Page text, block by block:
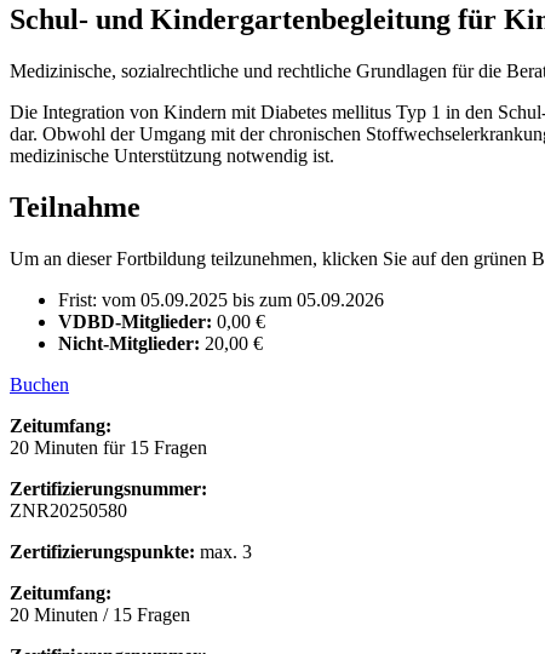
Schul- und Kindergartenbegleitung für
Medizinische, sozialrechtliche und rechtliche Grundlagen für die
Die Integration von Kindern mit Diabetes mellitus Typ 1 in den
dar. Obwohl der Umgang mit der chronischen
medizinische Unterstützung notwendig ist.
Teilnahme
Um an dieser Fortbildung teilzunehmen, klicken Sie auf den grünen
Frist: vom 05.09.2025 bis zum 05.09.2026
VDBD-Mitglieder: 0,00 €
Nicht-Mitglieder: 20,00 €
Buchen
Zeitumfang:
20 Minuten für 15 Fragen
Zertifizierungsnummer:
ZNR20250580
Zertifizierungspunkte: max. 3
Zeitumfang:
20 Minuten / 15 Fragen